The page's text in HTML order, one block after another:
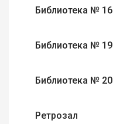
Библиотека № 16
Библиотека № 19
Библиотека № 20
Ретрозал